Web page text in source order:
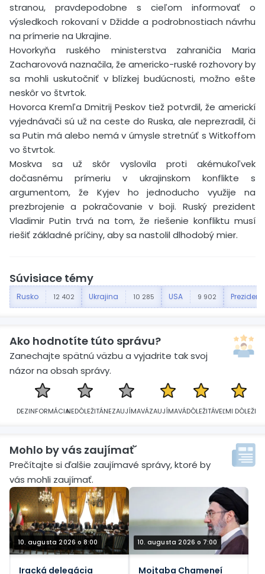
stranou, pravdepodobne s cieľom informovať o
výsledkoch rokovaní v Džidde a podrobnostiach návrhu
na prímerie na Ukrajine.
Hovorkyňa ruského ministerstva zahraničia Maria
Zacharovová naznačila, že americko-ruské rozhovory by
sa mohli uskutočniť v blízkej budúcnosti, možno ešte
neskôr vo štvrtok.
Hovorca Kremľa Dmitrij Peskov tiež potvrdil, že americkí
vyjednávači sú už na ceste do Ruska, ale neprezradil, či
sa Putin má alebo nemá v úmysle stretnúť s Witkoffom
vo štvrtok.
Moskva sa už skôr vyslovila proti akémukoľvek
dočasnému prímeriu v ukrajinskom konflikte s
argumentom, že Kyjev ho jednoducho využije na
prezbrojenie a pokračovanie v boji. Ruský prezident
Vladimir Putin trvá na tom, že riešenie konfliktu musí
riešiť základné príčiny, aby sa nastolil dlhodobý mier.
Súvisiace témy
Rusko 12 402 Ukrajina 10 285 USA 9 902 Prezident
Ako hodnotíte túto správu?
Zanechajte spätnú väzbu a vyjadrite tak svoj
názor na obsah správy.
DEZINFORMÁCIANEDÔLEŽITÁNEZAUJÍMAVÁZAUJÍMAVÁDÔLEŽITÁVEĽMI DÔLEŽITÁ
Mohlo by vás zaujímať´
Prečítajte si ďalšie zaujímavé správy, ktoré by
vás mohli zaujímať.
10. augusta 2026 o 8:00
Iracká delegácia
10. augusta 2026 o 7:00
Mojtaba Chameneí